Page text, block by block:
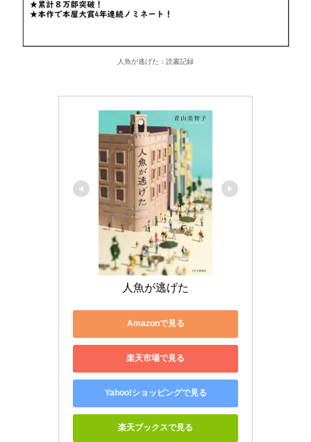
人魚が逃げた：読書記録
人魚が逃げた
Amazonで見る
楽天市場で見る
Yahoo!ショッピングで見る
楽天ブックスで見る